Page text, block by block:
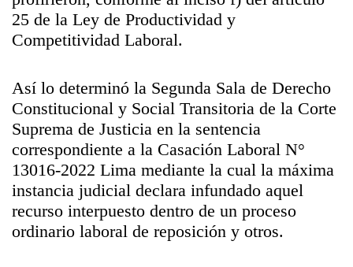
25 de la Ley de Productividad y
Competitividad Laboral.
Así lo determinó la Segunda Sala de Derecho
Constitucional y Social Transitoria de la Corte
Suprema de Justicia en la sentencia
correspondiente a la Casación Laboral N°
13016-2022 Lima mediante la cual la máxima
instancia judicial declara infundado aquel
recurso interpuesto dentro de un proceso
ordinario laboral de reposición y otros.